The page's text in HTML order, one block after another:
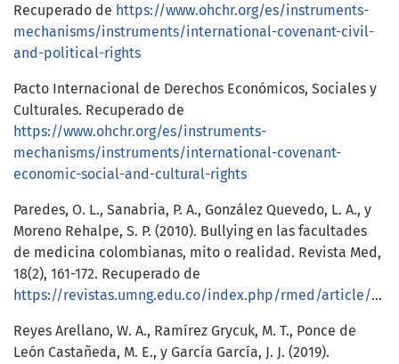
Recuperado de https://www.ohchr.org/es/instruments-
mechanisms/instruments/international-covenant-civil-
and-political-rights
Pacto Internacional de Derechos Económicos, Sociales y
Culturales. Recuperado de
https://www.ohchr.org/es/instruments-
mechanisms/instruments/international-covenant-
economic-social-and-cultural-rights
Paredes, O. L., Sanabria, P. A., González Quevedo, L. A., y
Moreno Rehalpe, S. P. (2010). Bullying en las facultades
de medicina colombianas, mito o realidad. Revista Med,
18(2), 161-172. Recuperado de
https://revistas.umng.edu.co/index.php/rmed/article/view/1309/1039
Reyes Arellano, W. A., Ramírez Grycuk, M. T., Ponce de
León Castañeda, M. E., y García García, J. J. (2019).